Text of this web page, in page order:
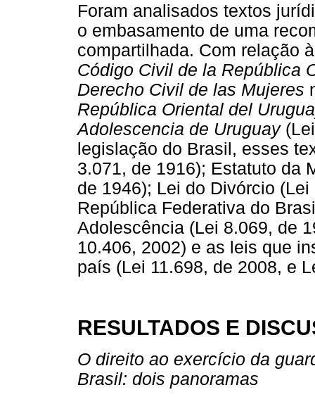
Foram analisados textos
o embasamento de uma
compartilhada. Com relação
Código Civil de la República
Derecho Civil de las Mujeres
República Oriental del
Adolescencia de Uruguay(Lei
legislação do Brasil, esses
3.071, de 1916); Estatuto da
de 1946); Lei do Divórcio
República Federativa do
Adolescência (Lei 8.069, de
10.406, 2002) e as leis que
país (Lei 11.698, de 2008, e
RESULTADOS E
O direito ao exercício da
Brasil: dois panoramas